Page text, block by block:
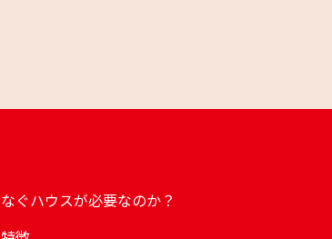
ぐハウスが必要なのか？